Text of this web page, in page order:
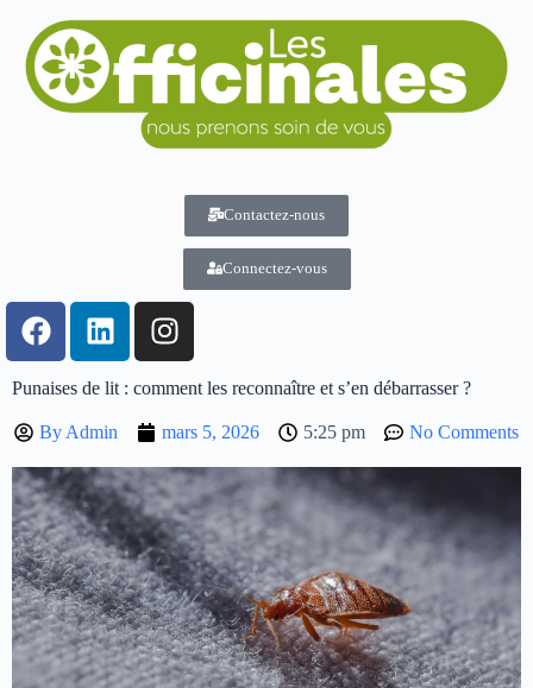
Contactez-nous
Connectez-vous
Punaises de lit : comment les reconnaître et s’en débarrasser ?
By Admin mars 5, 2026 5:25 pm No Comments